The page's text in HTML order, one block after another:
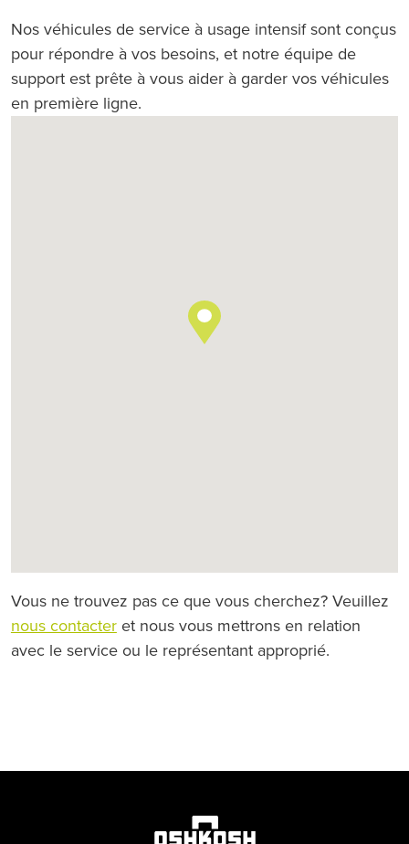
Nos véhicules de service à usage intensif sont conçus
pour répondre à vos besoins, et notre équipe de
support est prête à vous aider à garder vos véhicules
en première ligne.
Vous ne trouvez pas ce que vous cherchez? Veuillez
nous contacteret nous vous mettrons en relation
avec le service ou le représentant approprié.